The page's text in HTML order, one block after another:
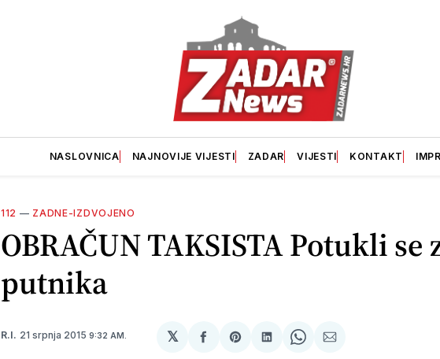
NASLOVNICA NAJNOVIJE VIJESTI ZADAR VIJESTI KONTAKT
112 — ZADNE-IZDVOJENO
OBRAČUN TAKSISTA Potukli se
putnika
R.I. 21 srpnja 2015 9:32 AM. 𝕏
podijeliSharepodijeliSharepodijeli